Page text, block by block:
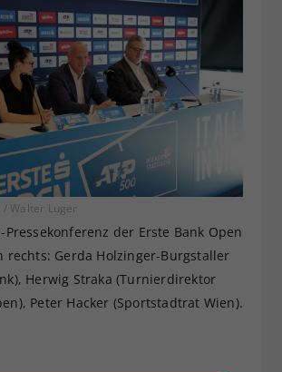
/ Walter Luger
Pressekonferenz der Erste Bank Open
rechts: Gerda Holzinger-Burgstaller
Herwig Straka (Turnierdirektor
Peter Hacker (Sportstadtrat Wien).